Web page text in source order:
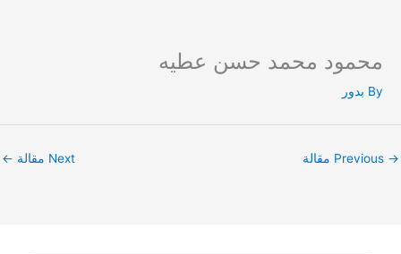
content
محمود محمد حسن عطيه
By بدور
→ Next مقالة ←